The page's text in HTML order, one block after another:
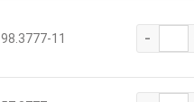
98.3777-11 -